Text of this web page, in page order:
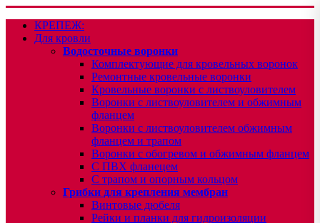
КРЕПЕЖ:
Для кровли
Водосточные воронки
Комплектующие для кровельных воронок
Ремонтные кровельные воронки
Кровельные воронки с листвоуловителем
Воронки с листвоуловителем и обжимным
фланцем
Воронки с листвоуловителем обжимным
фланцем и трапом
Воронки с обогревом и обжимным фланцем
С ПВХ фланецем
С трапом и опорным кольцом
Грибки для крепления мембран
Винтовые дюбеля
Рейки и планки для гидроизоляции